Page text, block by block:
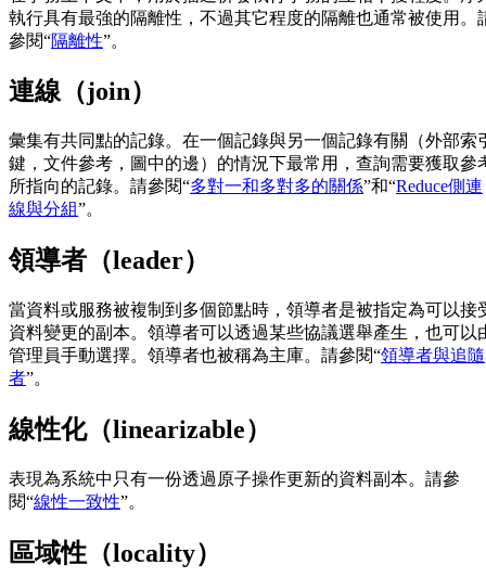
執行具有最強的隔離性，不過其它程度的隔離也通常被使用。
參閱“隔離性”。
連線（join）
彙集有共同點的記錄。在一個記錄與另一個記錄有關（外部索
鍵，文件參考，圖中的邊）的情況下最常用，查詢需要獲取參
所指向的記錄。請參閱“多對一和多對多的關係”和“Reduce側連
線與分組”。
領導者（leader）
當資料或服務被複制到多個節點時，領導者是被指定為可以接
資料變更的副本。領導者可以透過某些協議選舉產生，也可以
管理員手動選擇。領導者也被稱為主庫。請參閱“領導者與追隨
者”。
線性化（linearizable）
表現為系統中只有一份透過原子操作更新的資料副本。請參
閱“線性一致性”。
區域性（locality）